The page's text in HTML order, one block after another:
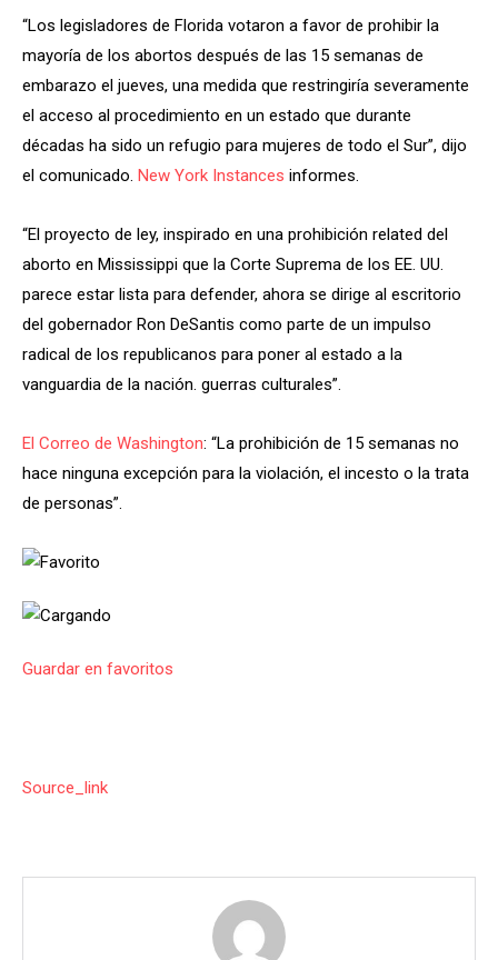
“Los legisladores de Florida votaron a favor de prohibir la
mayoría de los abortos después de las 15 semanas de
embarazo el jueves, una medida que restringiría severamente
el acceso al procedimiento en un estado que durante
décadas ha sido un refugio para mujeres de todo el Sur”, dijo
el comunicado. New York Instances informes.
“El proyecto de ley, inspirado en una prohibición related del
aborto en Mississippi que la Corte Suprema de los EE. UU.
parece estar lista para defender, ahora se dirige al escritorio
del gobernador Ron DeSantis como parte de un impulso
radical de los republicanos para poner al estado a la
vanguardia de la nación. guerras culturales”.
El Correo de Washington: “La prohibición de 15 semanas no
hace ninguna excepción para la violación, el incesto o la trata
de personas”.
Guardar en favoritos
Source_link